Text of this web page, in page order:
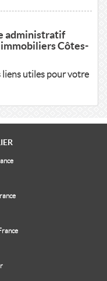
administratif
Côtes-
liens utiles pour votre